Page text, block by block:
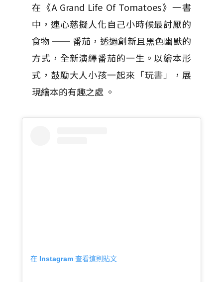
在《A Grand Life Of Tomatoes》一書
中，連心慈擬人化自己小時候最討厭的
食物 ── 番茄，透過創新且黑色幽默的
方式，全新演繹番茄的一生。以繪本形
式，鼓勵大人小孩一起來「玩書」，展
現繪本的有趣之處 。
在 Instagram 查看這則貼文